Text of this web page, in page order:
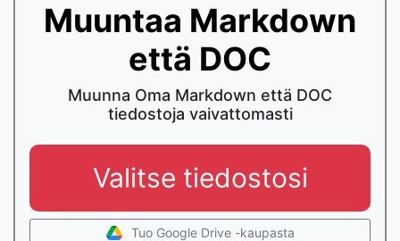
Muuntaa Markdown
että DOC
Muunna Oma Markdown että DOC
tiedostoja vaivattomasti
Valitse tiedostosi
Tuo Google Drive -kaupasta